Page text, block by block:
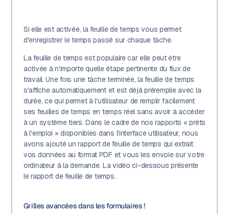
Si elle est activée, la feuille de temps vous permet
d'enregistrer le temps passé sur chaque tâche.
La feuille de temps est populaire car elle peut être
activée à n'importe quelle étape pertinente du flux de
travail. Une fois une tâche terminée, la feuille de temps
s'affiche automatiquement et est déjà préremplie avec la
durée, ce qui permet à l'utilisateur de remplir facilement
ses feuilles de temps en temps réel sans avoir à accéder
à un système tiers. Dans le cadre de nos rapports « prêts
à l'emploi » disponibles dans l'interface utilisateur, nous
avons ajouté un rapport de feuille de temps qui extrait
vos données au format PDF et vous les envoie sur votre
ordinateur à la demande. La vidéo ci-dessous présente
le rapport de feuille de temps.
Grilles avancées dans les formulaires !